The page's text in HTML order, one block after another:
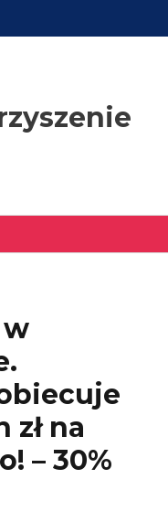
zł na
– 30%